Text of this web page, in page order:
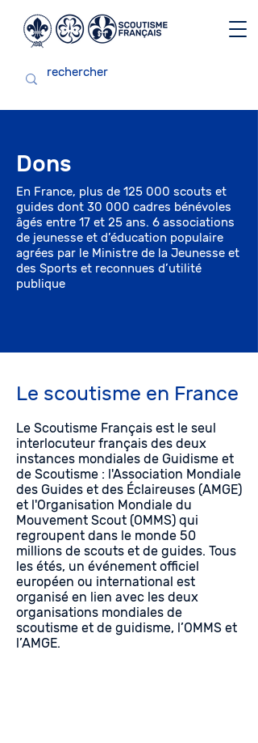
Dons
En France, plus de 125 000 scouts et
guides dont 30 000 cadres bénévoles
âgés entre 17 et 25 ans. 6 associations
de jeunesse et d’éducation populaire
agrées par le Ministre de la Jeunesse et
des Sports et reconnues d’utilité
publique
Le scoutisme en France
Le Scoutisme Français est le seul
interlocuteur français des deux
instances mondiales de Guidisme et
de Scoutisme : l'Association Mondiale
des Guides et des Éclaireuses (AMGE)
et l'Organisation Mondiale du
Mouvement Scout (OMMS) qui
regroupent dans le monde 50
millions de scouts et de guides. Tous
les étés, un événement officiel
européen ou international est
organisé en lien avec les deux
organisations mondiales de
scoutisme et de guidisme, l’OMMS et
l’AMGE.​